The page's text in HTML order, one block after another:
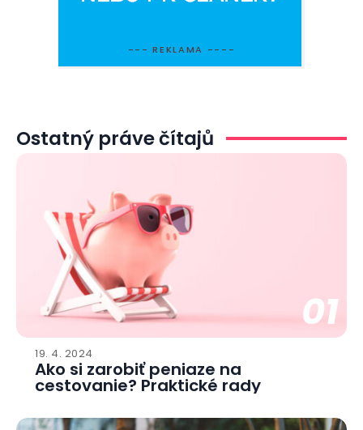
Ostatný práve čítajů
01
19. 4. 2024
Ako si zarobiť peniaze na
cestovanie? Praktické rady
--- REKLAMA ----